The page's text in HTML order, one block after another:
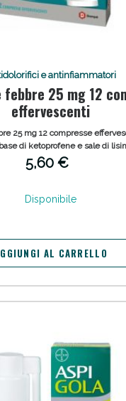
e antinfiammatori
febbre 25 mg 12
effervescenti
25 mg 12 compresse
di ketoprofene e sale di
bianco, rotonde, piatte al
dolori di intensità da lieve a
dolori mestruali, e febbre negli
5,60 €
Disponibile
AL CARRELLO